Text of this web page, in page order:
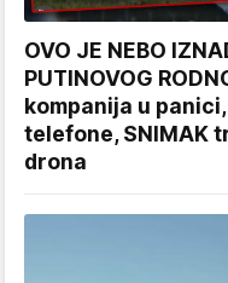
OVO JE NEBO
PUTINOVOG
kompanija u
telefone, SNIMAK
drona